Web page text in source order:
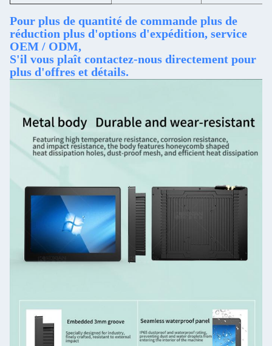
Pour plus de quantité de commande plus de
réduction plus d'options d'expédition, service
OEM / ODM,
S'il vous plaît contactez-nous directement pour
plus d'offres et détails.